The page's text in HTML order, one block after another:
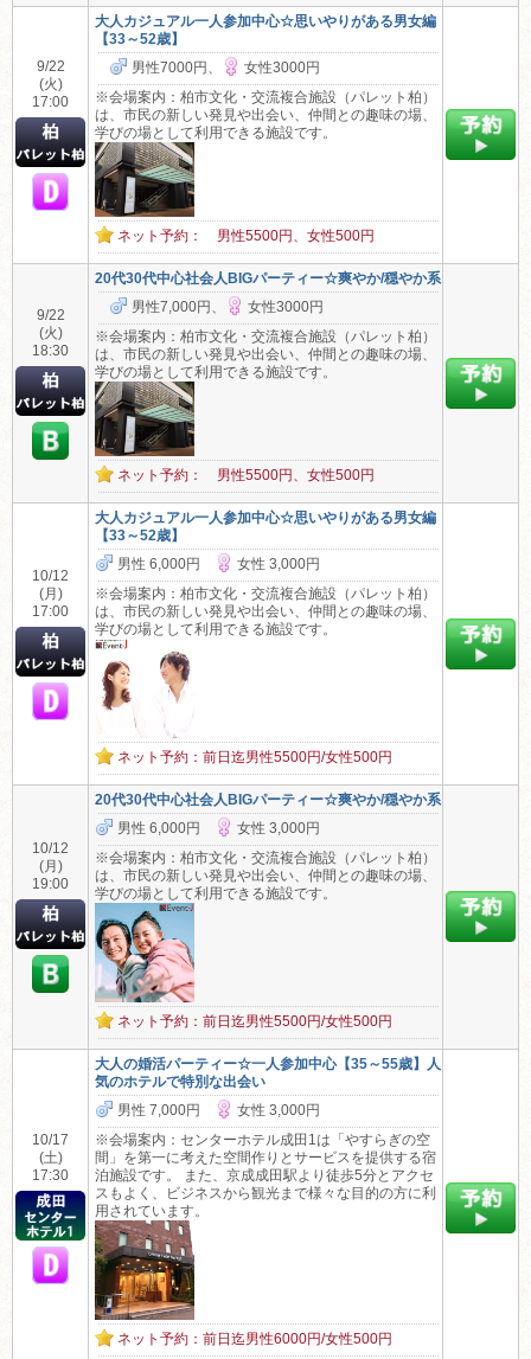
9/22
(火)
17:00
大人カジュアル一人参加中心☆思いやりがある男女編
【33～52歳】
男性7000円、
女性3000円
※会場案内：柏市文化・交流複合施設（パレット柏）
は、市民の新しい発見や出会い、仲間との趣味の場、
学びの場として利用できる施設です。
ネット予約： 男性5500円、女性500円
9/22
(火)
18:30
20代30代中心社会人BIGパーティー☆爽やか/穏やか系
男性7,000円、
女性3000円
※会場案内：柏市文化・交流複合施設（パレット柏）
は、市民の新しい発見や出会い、仲間との趣味の場、
学びの場として利用できる施設です。
ネット予約： 男性5500円、女性500円
10/12
(月)
17:00
大人カジュアル一人参加中心☆思いやりがある男女編
【33～52歳】
男性 6,000円
女性 3,000円
※会場案内：柏市文化・交流複合施設（パレット柏）
は、市民の新しい発見や出会い、仲間との趣味の場、
学びの場として利用できる施設です。
ネット予約：前日迄男性5500円/女性500円
10/12
(月)
19:00
20代30代中心社会人BIGパーティー☆爽やか/穏やか系
男性 6,000円
女性 3,000円
※会場案内：柏市文化・交流複合施設（パレット柏）
は、市民の新しい発見や出会い、仲間との趣味の場、
学びの場として利用できる施設です。
ネット予約：前日迄男性5500円/女性500円
10/17
(土)
17:30
大人の婚活パーティー☆一人参加中心【35～55歳】人
気のホテルで特別な出会い
男性 7,000円
女性 3,000円
※会場案内：センターホテル成田1は「やすらぎの空
間」を第一に考えた空間作りとサービスを提供する宿
泊施設です。 また、京成成田駅より徒歩5分とアクセ
スもよく、ビジネスから観光まで様々な目的の方に利
用されています。
ネット予約：前日迄男性6000円/女性500円